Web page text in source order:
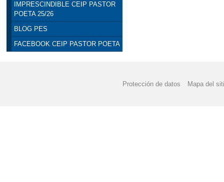
IMPRESCINDIBLE CEIP PASTOR
POETA 25/26
BLOG PES
FACEBOOK CEIP PASTOR POETA
Protección de datos Mapa del